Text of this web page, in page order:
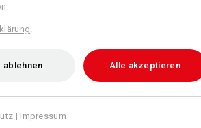
vergleichen
ablehnen Alle akzeptieren
| Impressum